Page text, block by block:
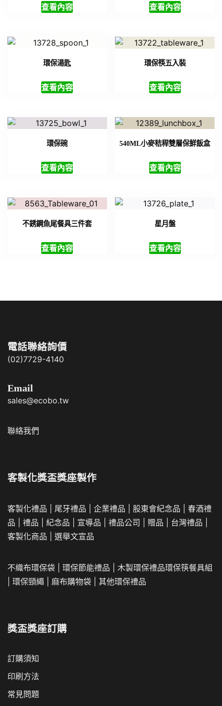
查看內容 查看內容
環保湯匙
查看內容
環保筷五入裝
查看內容
環保碗
查看內容
540ML小麥秸稈雙層保鮮飯盒
查看內容
不銹鋼魚尾餐具三件套
查看內容
星月盤
查看內容
電話聯絡詢價
(02)7729-4140
Email
sales@ecobo.tw
聯絡我們
客製化獎盃獎座製作
客製化禮品 尾牙禮品 企業禮品 股東會紀念品
春酒禮
品
禮品 紀念品 宣導品 禮品公司 贈品 台灣禮品
客製化商品
選舉文宣品
不織布環保袋 環保節能禮品 木製環保禮品環保筷餐具組
環保頸繩 麻布購物袋 其他環保禮品
獎盃獎座訂購
訂購須知
印刷方法
常見問題